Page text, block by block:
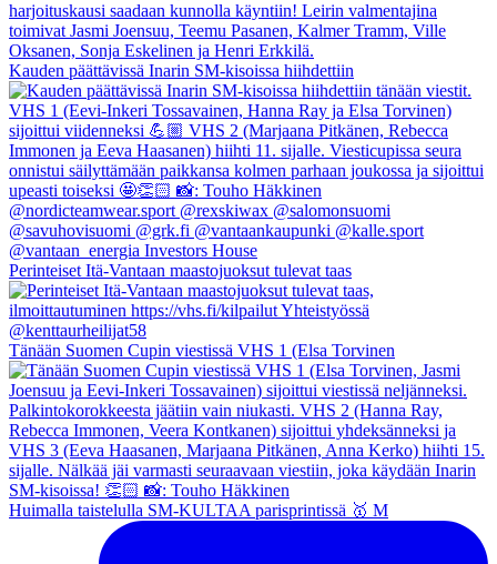
Kauden päättävissä Inarin SM-kisoissa hiihdettiin
Perinteiset Itä-Vantaan maastojuoksut tulevat taas
Tänään Suomen Cupin viestissä VHS 1 (Elsa Torvinen
Huimalla taistelulla SM-KULTAA parisprintissä 🥇 M